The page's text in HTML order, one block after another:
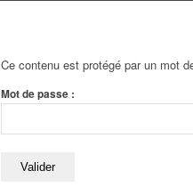
Ce contenu est protégé par un mot
Mot de passe :